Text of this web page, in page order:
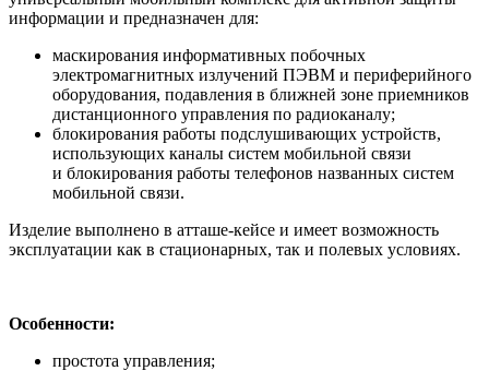
информации и предназначен для:
маскирования информативных побочных
электромагнитных излучений ПЭВМ и периферийного
оборудования, подавления в ближней зоне приемников
дистанционного управления по радиоканалу;
блокирования работы подслушивающих устройств,
использующих каналы систем мобильной связи
и блокирования работы телефонов названных систем
мобильной связи.
Изделие выполнено в атташе-кейсе и имеет возможность
эксплуатации как в стационарных, так и полевых условиях.
Особенности:
простота управления;